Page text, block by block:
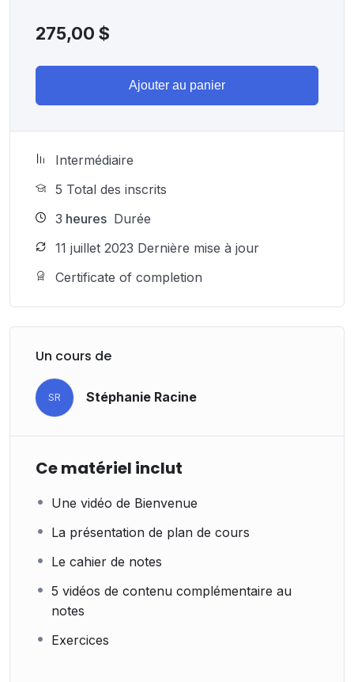
275,00 $
Ajouter au panier
Intermédiaire
5 Total des inscrits
3 heures Durée
11 juillet 2023 Dernière mise à jour
Certificate of completion
Un cours de
SR Stéphanie Racine
Ce matériel inclut
Une vidéo de Bienvenue
La présentation de plan de cours
Le cahier de notes
5 vidéos de contenu complémentaire au
notes
Exercices